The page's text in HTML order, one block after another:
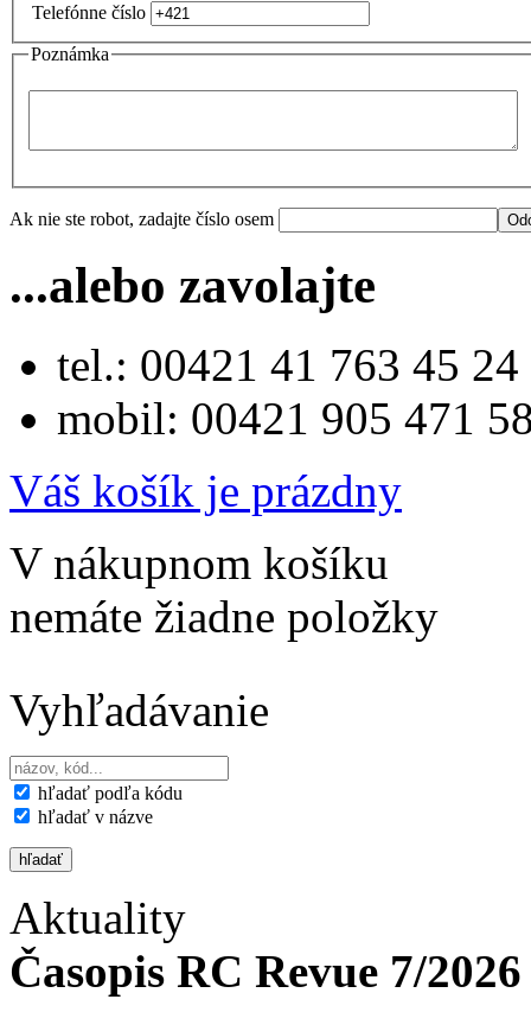
Telefónne číslo
Poznámka
Ak nie ste robot, zadajte číslo osem
...alebo zavolajte
tel.: 00421 41 763 45 24
mobil: 00421 905 471
Váš košík je prázdny
V nákupnom košíku
nemáte žiadne položky
Vyhľadávanie
hľadať podľa kódu
hľadať v názve
Aktuality
Časopis RC Revue 7/